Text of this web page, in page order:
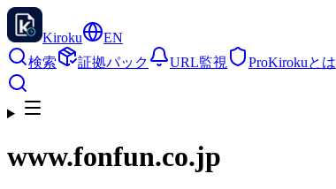
Kiroku
EN
検索
証拠パック URL監視 ProKirokuとは
www.fonfun.co.jp